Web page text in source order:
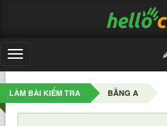
Toggle
navigation
LÀM BÀI KIỂM TRA BẰNG A